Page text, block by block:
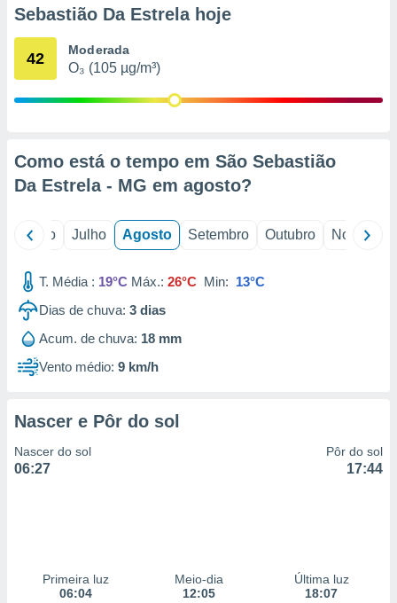
através
de
1199
Sebastião Da Estrela hoje
42 Moderada
O₃ (105 µg/m³)
Como está o tempo em São Sebastião
Da Estrela - MG em agosto?
Junho Julho Agosto Setembro Outubro Novembro
T. Média : 19°C Máx.: 26°C Min: 13°C
Dias de chuva: 3 dias
Acum. de chuva: 18 mm
Vento médio: 9 km/h
Nascer e Pôr do sol
Nascer do sol
06:27
Pôr do sol
17:44
Primeira luz
06:04
Meio-dia
12:05
Última luz
18:07